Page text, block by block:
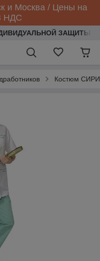
и Москва / Цены на
НДС
ЗАЩИТЫ
Костюм